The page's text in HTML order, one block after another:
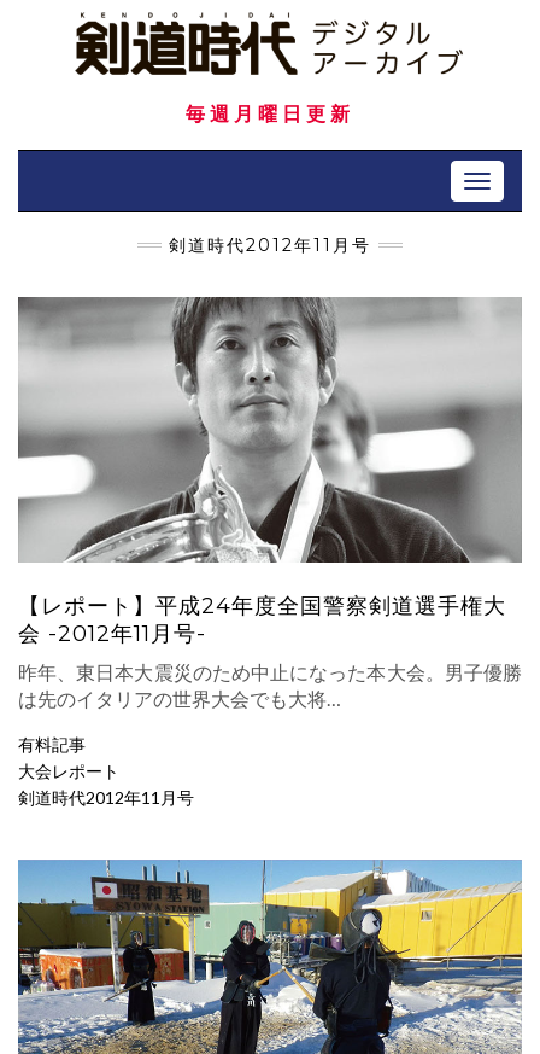
毎週月曜日更新
Toggle
剣道時代2012年11月号
【レポート】平成24年度全国警察剣道選手権大
会 -2012年11月号-
昨年、東日本大震災のため中止になった本大会。男子優勝
は先のイタリアの世界大会でも大将…
有料記事
大会レポート
剣道時代2012年11月号